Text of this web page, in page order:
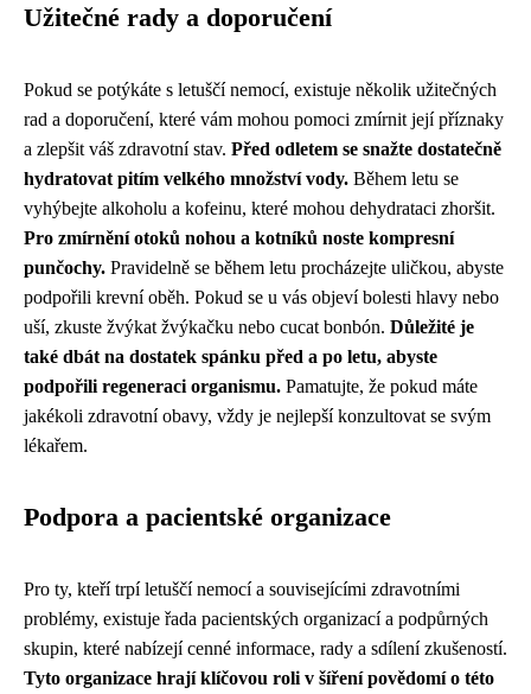
Užitečné rady a doporučení
Pokud se potýkáte s letuščí nemocí, existuje několik užitečných
rad a doporučení, které vám mohou pomoci zmírnit její příznaky
a zlepšit váš zdravotní stav. Před odletem se snažte dostatečně
hydratovat pitím velkého množství vody. Během letu se
vyhýbejte alkoholu a kofeinu, které mohou dehydrataci zhoršit.
Pro zmírnění otoků nohou a kotníků noste kompresní
punčochy. Pravidelně se během letu procházejte uličkou, abyste
podpořili krevní oběh. Pokud se u vás objeví bolesti hlavy nebo
uší, zkuste žvýkat žvýkačku nebo cucat bonbón. Důležité je
také dbát na dostatek spánku před a po letu, abyste
podpořili regeneraci organismu. Pamatujte, že pokud máte
jakékoli zdravotní obavy, vždy je nejlepší konzultovat se svým
lékařem.
Podpora a pacientské organizace
Pro ty, kteří trpí letuščí nemocí a souvisejícími zdravotními
problémy, existuje řada pacientských organizací a podpůrných
skupin, které nabízejí cenné informace, rady a sdílení zkušeností.
Tyto organizace hrají klíčovou roli v šíření povědomí o této